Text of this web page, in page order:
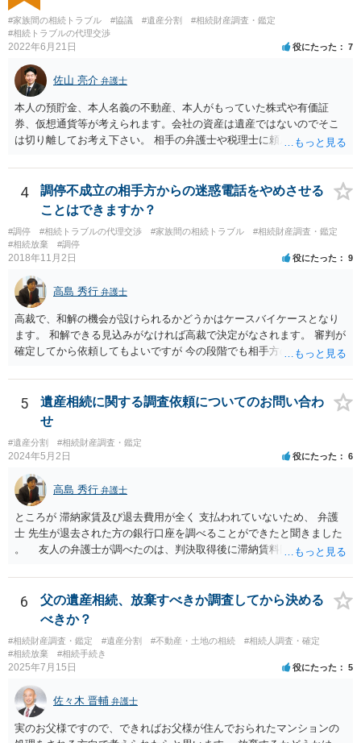
産分割に関係ない(と思われる)いきさつを沢山盛り込むことだと考えま
す(あくまで遺産分割に関係することに留める方が、裁判所や調停委員
の方に事情を理解してもらいやすいと思います)。
#家族間の相続トラブル #協議 #遺産分割
#相続財産調査・鑑定
#相続トラブルの代理交渉
2022年6月21日 役にたった 7
佐山 亮介 弁護士
本人の預貯金、本人名義の不動産、本人がもっていた株式や有価証
券、仮想通貨等が考えられます。会社の資産は遺産ではないのでそこ
は切り離してお考え下さい。 相手の弁護士や税理士に頼んでも守秘義
意に開示を求め、応じなければ「調査嘱託」という手続きを使って銀
行等に照会をかけることになるでしょう。 不動産は、相続登記が済ん
でいなければ市役所ないし区役所に、お子様と義父様のつながりがわ
かる戸籍一式を揃えてもちこみ、「名寄せ」という手続きをすると、
分かると思います。遺産分割協議書の偽造等により既に相続登記され
てしまっている場合は、住所などに当たりをつけて登記名義を調べて
すが、現代では、各々が自由に価格設定をしていますので、特に相場
はお示しできません。ただし、かつて日本弁護士連合会が設けていた
報酬基準を踏まえて価格設定している弁護士は一定数いると思います
ので、それが一応の目安となるでしょう。
4
調停不成立の相手方からの迷惑電話をやめさせる
ことはできますか？
#調停 #相続トラブルの代理交渉 #家族間の相続トラブル
#相続財産調査・鑑定
#相続放棄
#調停
2018年11月2日 役にたった 9
高島 秀行 弁護士
高裁で、和解の機会が設けられるかどうかはケースバイケースとなり
ます。 和解できる見込みがなければ高裁で決定がなされます。 審判が
確定してから依頼してもよいですが 今の段階でも相手方の連絡が迷惑
5
遺産相続に関する調査依頼についてのお問い合わ
せ
#遺産分割 #相続財産調査・鑑定
2024年5月2日 役にたった 6
高島 秀行 弁護士
ところが 滞納家賃及び退去費用が全く 支払われていないため、 弁護
士 先生が退去された方の銀行口座を調べることができたと聞きました
。 友人の弁護士が調べたのは、判決取得後に滞納賃料回収のため
預金の入出金履歴を調べたわけではありません。 残念ながら、事案
や目的も異なりますし、開示の内容も異なります。
6
父の遺産相続、放棄すべきか調査してから決める
べきか？
#相続財産調査・鑑定 #遺産分割 #不動産・土地の相続
#相続人調査・確定
#相続放棄
#相続手続き
2025年7月15日 役にたった 5
佐々木 晋輔 弁護士
実のお父様ですので、できればお父様が住んでおられたマンションの